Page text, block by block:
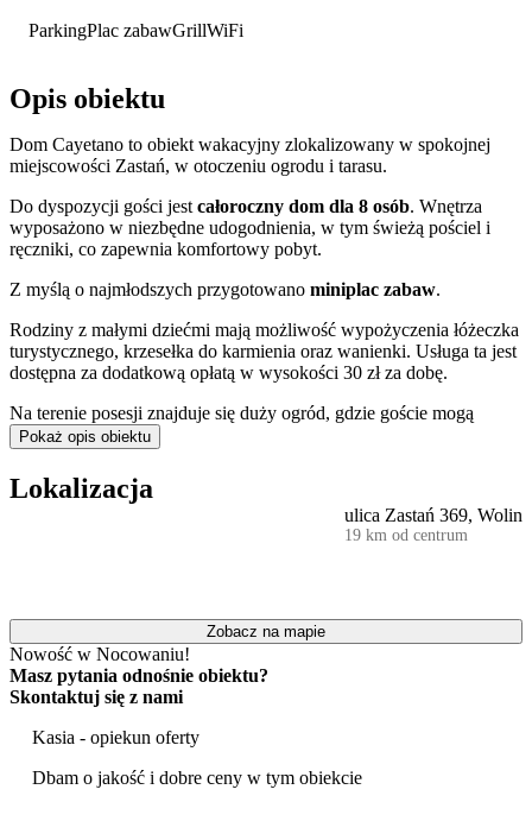
ParkingPlac zabawGrillWiFi
Opis obiektu
Dom Cayetano to obiekt wakacyjny zlokalizowany w spokojnej
miejscowości Zastań, w otoczeniu ogrodu i tarasu.
Do dyspozycji gości jestcałoroczny dom dla 8 osób. Wnętrza
wyposażono w niezbędne udogodnienia, w tym świeżą pościel i
ręczniki, co zapewnia komfortowy pobyt.
Z myślą o najmłodszych przygotowano miniplac zabaw.
Rodziny z małymi dziećmi mają możliwość wypożyczenia łóżeczka
turystycznego, krzesełka do karmienia oraz wanienki. Usługa ta jest
dostępna za dodatkową opłatą w wysokości 30 zł za dobę.
Na terenie posesji znajduje się duży ogród, gdzie goście mogą
korzystać z grilla węglowego oraz wyznaczonego miejsca na
możliwość wypożyczenia rowerów, co ułatwia zwiedzanie okolicy.
Obiekt zapewnia dostęp do internetu Wi-Fi oraz żelazka. Cały teren
jest monitorowany. Dla zmotoryzowanych gości dostępny jest
atrakcji Wolina. W pobliżu warto odwiedzić Skansen Słowian i
Wikingów, Muzeum Regionalne im. Andrzeja Kaubego oraz
rezerwat przyrody Wzgórze Wisielców. Okoliczne tereny zachęcają
również do spacerów i wypoczynku nad wodą.
Przed przyjazdem goście są zobowiązani do dopełnienia
formalności online, w tym podpisania umowy najmu i uregulowania
płatności za pobyt, sprzątanie oraz opłatę klimatyczną. W dniu
zameldowania pobierana jest
zwrotna kaucja w wysokości 300 zł
Pokaż opis obiektu
Lokalizacja
ulica Zastań 369, Wolin
19 km od centrum
Zobacz na mapie
Nowość w Nocowaniu!
Masz pytania odnośnie obiektu?
Skontaktuj się z nami
Kasia - opiekun oferty
Dbam o jakość i dobre ceny w tym obiekcie